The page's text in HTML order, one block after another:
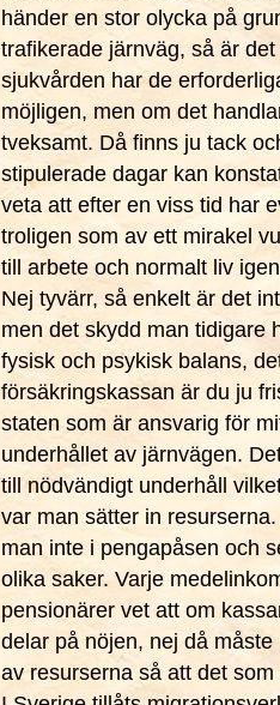
händer en stor olycka på
trafikerade järnväg, så är
sjukvården har de
möjligen, men om det
tveksamt. Då finns ju tack
stipulerade dagar kan
veta att efter en viss tid har
troligen som av ett mirakel
till arbete och normalt liv
Nej tyvärr, så enkelt är det
men det skydd man tidigare
fysisk och psykisk balans,
försäkringskassan är du ju
staten som är ansvarig för
underhållet av järnvägen.
till nödvändigt underhåll
var man sätter in
man inte i pengapåsen och
olika saker. Varje
pensionärer vet att om
delar på nöjen, nej då
av resurserna så att det